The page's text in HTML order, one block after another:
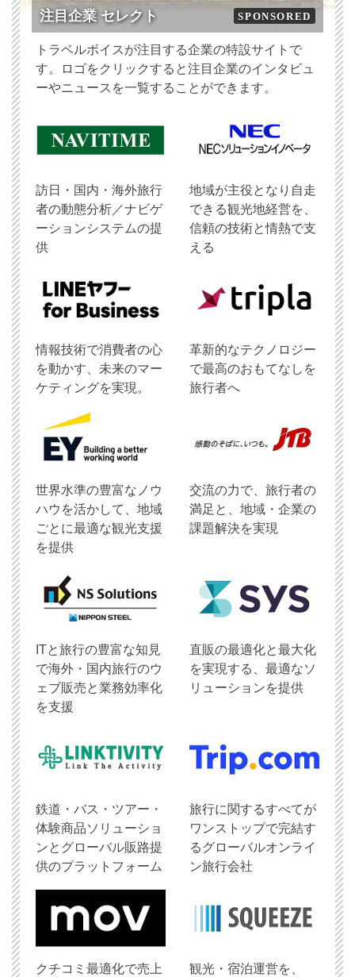
注目企業 セレクト SPONSORED
トラベルボイスが注目する企業の特設サイトで
す。ロゴをクリックすると注目企業のインタビュ
ーやニュースを一覧することができます。
訪日・国内・海外旅行
者の動態分析／ナビゲ
ーションシステムの提
供
地域が主役となり自走
できる観光地経営を、
信頼の技術と情熱で支
える
情報技術で消費者の心
を動かす、未来のマー
ケティングを実現。
革新的なテクノロジー
で最高のおもてなしを
旅行者へ
世界水準の豊富なノウ
ハウを活かして、地域
ごとに最適な観光支援
を提供
交流の力で、旅行者の
満足と、地域・企業の
課題解決を実現
ITと旅行の豊富な知見
で海外・国内旅行のウ
ェブ販売と業務効率化
を支援
直販の最適化と最大化
を実現する、最適なソ
リューションを提供
鉄道・バス・ツアー・
体験商品ソリューショ
ンとグローバル販路提
供のプラットフォーム
旅行に関するすべてが
ワンストップで完結す
るグローバルオンライ
ン旅行会社
クチコミ最適化で売上 観光・宿泊運営を、